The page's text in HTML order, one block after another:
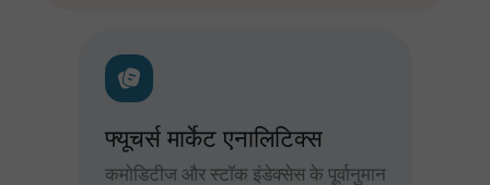
फ्यूचर्स मार्केट एनालिटिक्स
कमोडिटीज और स्टॉक इंडेक्सेस के पूर्वानुमान